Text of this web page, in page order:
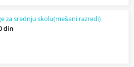
za srednju skolu(mešani razredi)
din